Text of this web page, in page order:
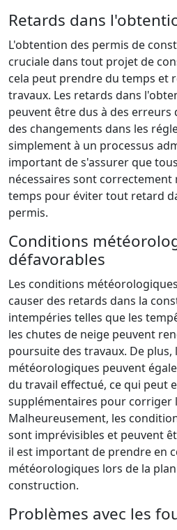
Retards dans
L'obtention des permis de
cruciale dans tout projet de
cela peut prendre du temps et
travaux. Les retards dans
peuvent être dus à des
des changements dans les
simplement à un processus
important de s'assurer que
nécessaires sont correctement
temps pour éviter tout retard
permis.
Conditions
défavorables
Les conditions
causer des retards dans la
intempéries telles que les
les chutes de neige peuvent
poursuite des travaux. De plus,
météorologiques peuvent
du travail effectué, ce qui peut
supplémentaires pour corriger
Malheureusement, les
sont imprévisibles et peuvent
il est important de prendre en
météorologiques lors de la
construction.
Problèmes avec les